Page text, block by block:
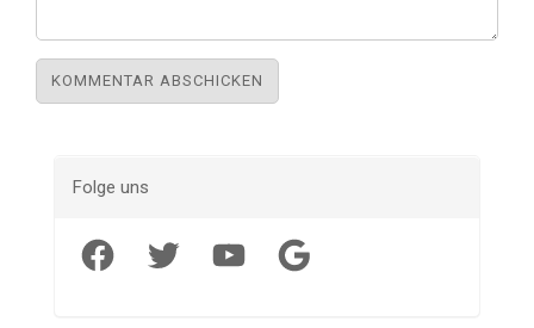
Folge uns
Facebook Twitter YouTube Google